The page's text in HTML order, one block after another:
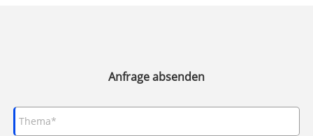
Anfrage absenden